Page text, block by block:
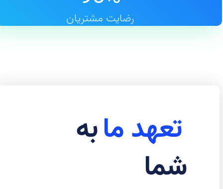
رضایت مشتریان
تعهد مابه
شما